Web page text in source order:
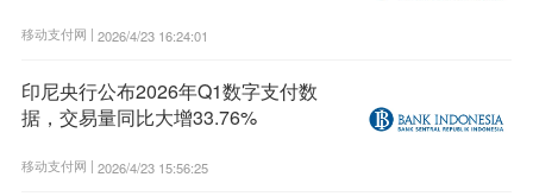
移动支付网 | 2026/4/23 16:24:01
印尼央行公布2026年Q1数字支付数
据，交易量同比大增33.76%
移动支付网 | 2026/4/23 15:56:25